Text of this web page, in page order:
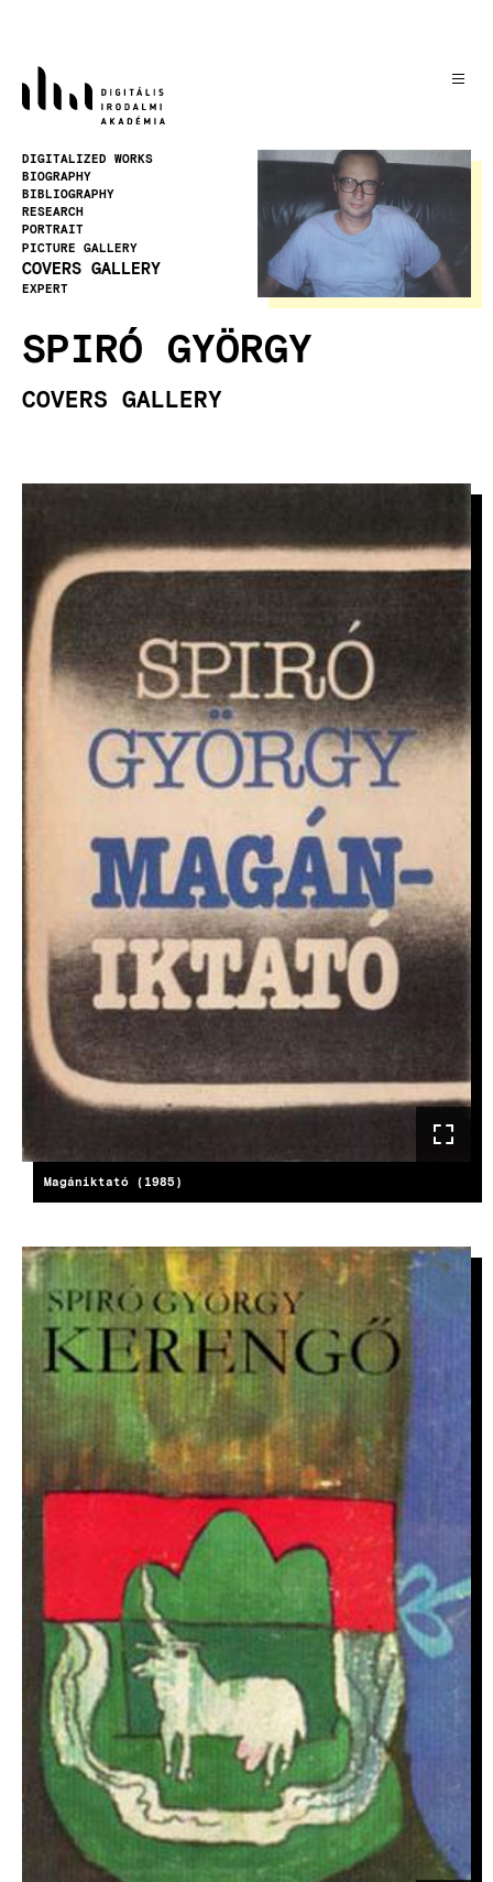
content
Image
DIGITALIZED WORKS
BIOGRAPHY
BIBLIOGRAPHY
RESEARCH
PORTRAIT
PICTURE GALLERY
COVERS GALLERY
EXPERT
SPIRÓ GYÖRGY
COVERS GALLERY
Magániktató (1985)
IMAGE